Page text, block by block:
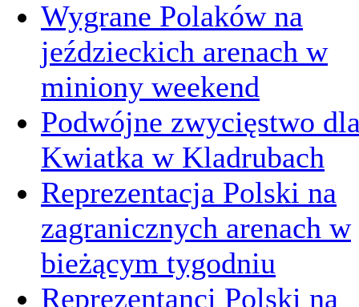
Wygrane Polaków na
jeździeckich arenach w
miniony weekend
Podwójne zwycięstwo
Kwiatka w Kladrubach
Reprezentacja Polski na
zagranicznych arenach w
bieżącym tygodniu
Reprezentanci Polski na